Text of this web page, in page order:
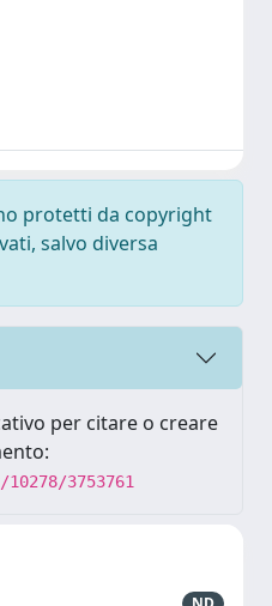
protetti da copyright
salvo diversa
per citare o creare
3753761